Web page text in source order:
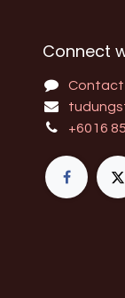
Connect
Contact
+6016